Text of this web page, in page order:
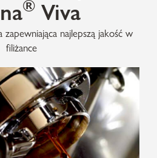
Viva
najlepszą jakość w
filiżance